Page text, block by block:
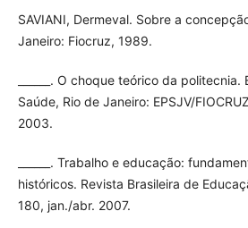
SAVIANI, Dermeval. Sobre a
Janeiro: Fiocruz, 1989.
______. O choque teórico da
Saúde, Rio de Janeiro: EPSJV/
2003.
______. Trabalho e educação:
históricos. Revista Brasileira de
180, jan./abr. 2007.